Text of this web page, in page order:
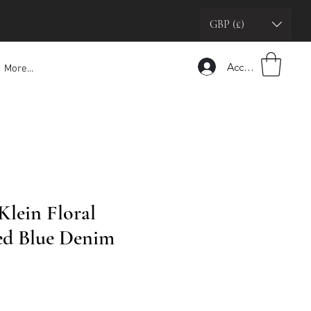
GBP (£)
More... Accedi
Floral
Blue Denim